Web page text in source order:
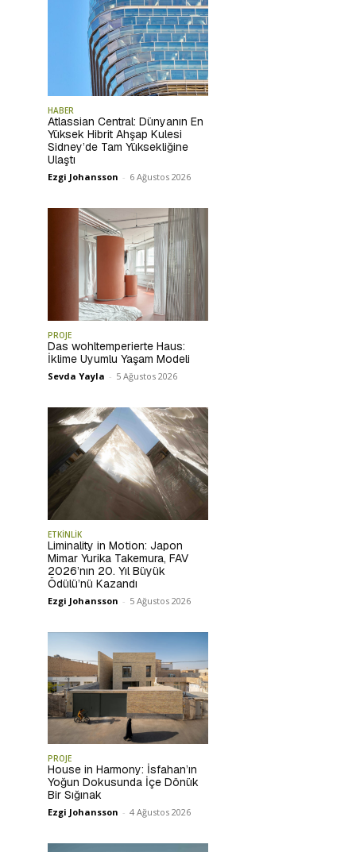
HABER
Atlassian Central: Dünyanın En
Yüksek Hibrit Ahşap Kulesi
Sidney’de Tam Yüksekliğine
Ulaştı
Ezgi Johansson - 6 Ağustos 2026
PROJE
Das wohltemperierte Haus:
İklime Uyumlu Yaşam Modeli
Sevda Yayla - 5 Ağustos 2026
ETKİNLİK
Liminality in Motion: Japon
Mimar Yurika Takemura, FAV
2026’nın 20. Yıl Büyük
Ödülü’nü Kazandı
Ezgi Johansson - 5 Ağustos 2026
PROJE
House in Harmony: İsfahan’ın
Yoğun Dokusunda İçe Dönük
Bir Sığınak
Ezgi Johansson - 4 Ağustos 2026